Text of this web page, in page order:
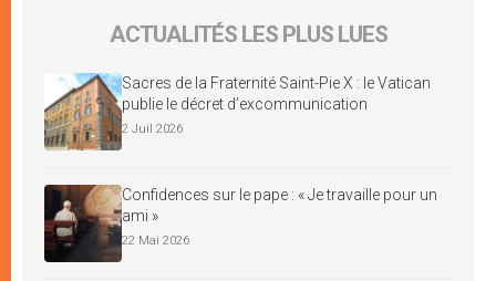
ACTUALITÉS LES PLUS LUES
Sacres de la Fraternité Saint-Pie X : le Vatican
publie le décret d’excommunication
2 Juil 2026
Confidences sur le pape : « Je travaille pour un
ami »
22 Mai 2026